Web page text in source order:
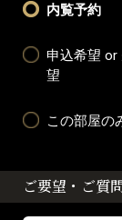
内覧予約
申込希望 or
望
この部屋の
ご要望・ご質